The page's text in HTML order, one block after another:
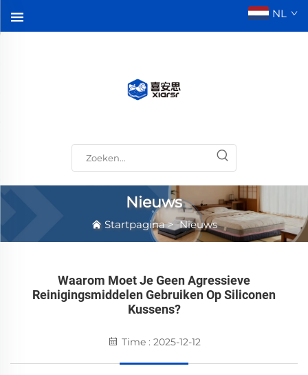
NL
Nieuws
Startpagina>Nieuws
Waarom Moet Je Geen Agressieve
Reinigingsmiddelen Gebruiken Op Siliconen
Kussens?
Time : 2025-12-12